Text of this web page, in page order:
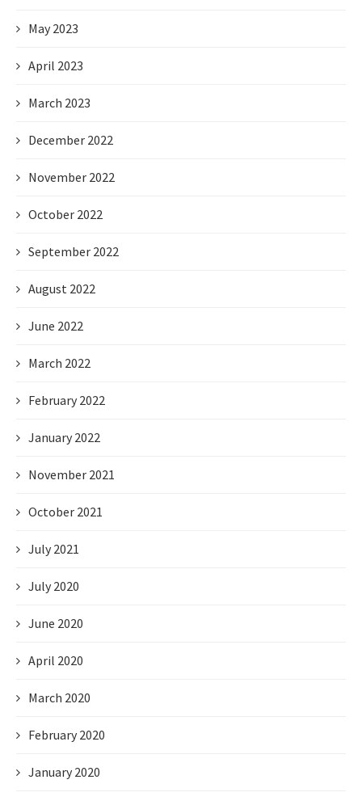
May 2023
April 2023
March 2023
December 2022
November 2022
October 2022
September 2022
August 2022
June 2022
March 2022
February 2022
January 2022
November 2021
October 2021
July 2021
July 2020
June 2020
April 2020
March 2020
February 2020
January 2020